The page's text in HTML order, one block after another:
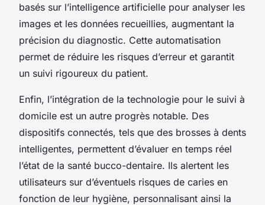
basés sur l’intelligence artificielle pour analyser les
images et les données recueillies, augmentant la
précision du diagnostic. Cette automatisation
permet de réduire les risques d’erreur et garantit
un suivi rigoureux du patient.
Enfin, l’intégration de la technologie pour le suivi à
domicile est un autre progrès notable. Des
dispositifs connectés, tels que des brosses à dents
intelligentes, permettent d’évaluer en temps réel
l’état de la santé bucco-dentaire. Ils alertent les
utilisateurs sur d’éventuels risques de caries en
fonction de leur hygiène, personnalisant ainsi la